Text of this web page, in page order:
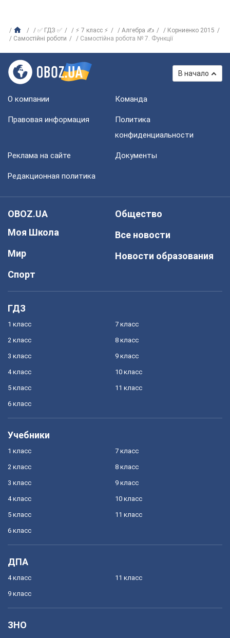
✅ ГДЗ ✅ ⚡ 7 класс ⚡ Алгебра ✍
Корниенко 2015
Самостійні роботи
Самостійна робота № 7. Функції
В начало
О компании Команда
Правовая информация
Политика
конфиденциальности
Реклама на сайте Документы
Редакционная политика
OBOZ.UA
Моя Школа
Мир
Спорт
Общество
Все новости
Новости образования
ГДЗ
1 класс
2 класс
3 класс
4 класс
5 класс
6 класс
7 класс
8 класс
9 класс
10 класс
11 класс
Учебники
1 класс
2 класс
3 класс
4 класс
5 класс
6 класс
7 класс
8 класс
9 класс
10 класс
11 класс
ДПА
4 класс
9 класс
11 класс
ЗНО